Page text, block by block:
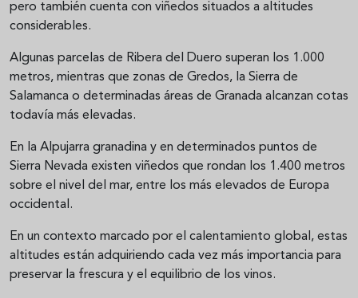
pero también cuenta con viñedos situados a altitudes
considerables.
Algunas parcelas de Ribera del Duero superan los 1.000
metros, mientras que zonas de Gredos, la Sierra de
Salamanca o determinadas áreas de Granada alcanzan cotas
todavía más elevadas.
En la Alpujarra granadina y en determinados puntos de
Sierra Nevada existen viñedos que rondan los 1.400 metros
sobre el nivel del mar, entre los más elevados de Europa
occidental.
En un contexto marcado por el calentamiento global, estas
altitudes están adquiriendo cada vez más importancia para
preservar la frescura y el equilibrio de los vinos.